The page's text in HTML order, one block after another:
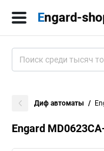
Диф автоматы
Engard